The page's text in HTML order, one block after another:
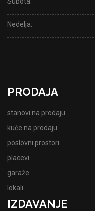
Subota:
Nedelja:
PRODAJA
stanovi na prodaju
kuće na prodaju
poslovni prostori
placevi
garaže
lokali
IZDAVANJE